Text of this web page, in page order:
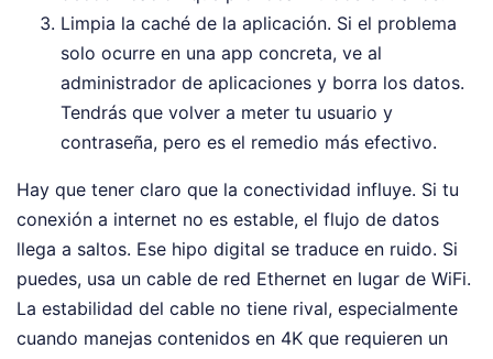
Limpia la caché de la aplicación. Si el problema
solo ocurre en una app concreta, ve al
administrador de aplicaciones y borra los datos.
Tendrás que volver a meter tu usuario y
contraseña, pero es el remedio más efectivo.
Hay que tener claro que la conectividad influye. Si tu
conexión a internet no es estable, el flujo de datos
llega a saltos. Ese hipo digital se traduce en ruido. Si
puedes, usa un cable de red Ethernet en lugar de WiFi.
La estabilidad del cable no tiene rival, especialmente
cuando manejas contenidos en 4K que requieren un